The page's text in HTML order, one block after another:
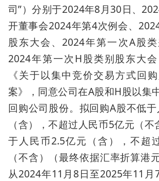
司”）分别于2024年8月30日、
开董事会2024年第4次例会、
股东大会、2024年第一次A股
2024年第一次H股类别股东大
《关于以集中竞价交易方式回
案》，同意公司在A股和H股以集
回购公司股份。拟回购A股不低
（含），不超过人民币5亿元（
于人民币2.5亿元（含），不超
（不含）（最终依据汇率折算港
从2024年11月8日至2025年11月